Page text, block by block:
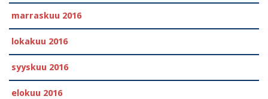
marraskuu 2016
lokakuu 2016
syyskuu 2016
elokuu 2016